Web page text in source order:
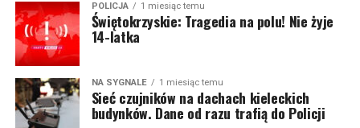
POLICJA 1 miesiąc temu
Świętokrzyskie: Tragedia na polu! Nie żyje
14-latka
NA SYGNALE 1 miesiąc temu
Sieć czujników na dachach kieleckich
budynków. Dane od razu trafią do Policji